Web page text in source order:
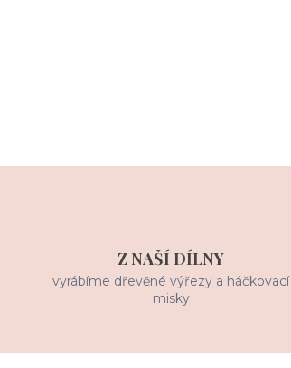
Z NAŠÍ DÍLNY
vyrábíme dřevěné výřezy a háčkovací
misky